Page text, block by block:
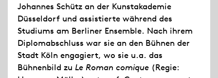
Johannes Schütz an der Kunstakademie
Düsseldorf und assistierte während des
Studiums am Berliner Ensemble. Nach ihrem
Diplomabschluss war sie an den Bühnen der
Stadt Köln engagiert, wo sie u.a. das
Bühnenbild zu Le Roman comique (Regie: